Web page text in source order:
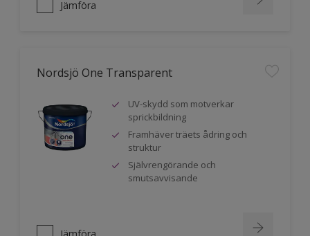
Jämföra
Nordsjö One Transparent
UV-skydd som motverkar
sprickbildning
Framhäver träets ådring och
struktur
Självrengörande och
smutsavvisande
Jämföra